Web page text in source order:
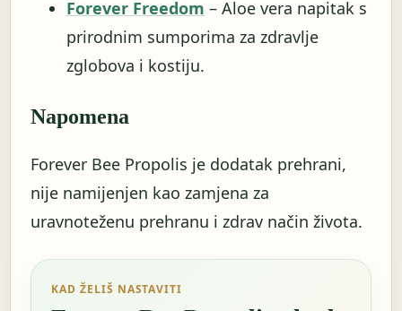
Forever Freedom – Aloe vera napitak s
prirodnim sumporima za zdravlje
zglobova i kostiju.
Napomena
Forever Bee Propolis je dodatak prehrani,
nije namijenjen kao zamjena za
uravnoteženu prehranu i zdrav način života.
KAD ŽELIŠ NASTAVITI